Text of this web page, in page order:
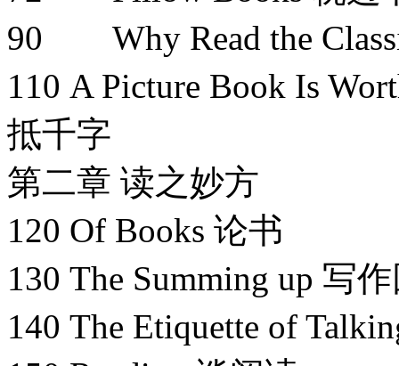
90 Why Read the
110 A Picture Book Is
抵千字
第二章 读之妙方
120 Of Books 论书
130 The Summing up 写
140 The Etiquette of